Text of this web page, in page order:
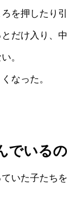
を押したり引
だけ入り、
。
なった。
いるの
いた子たち